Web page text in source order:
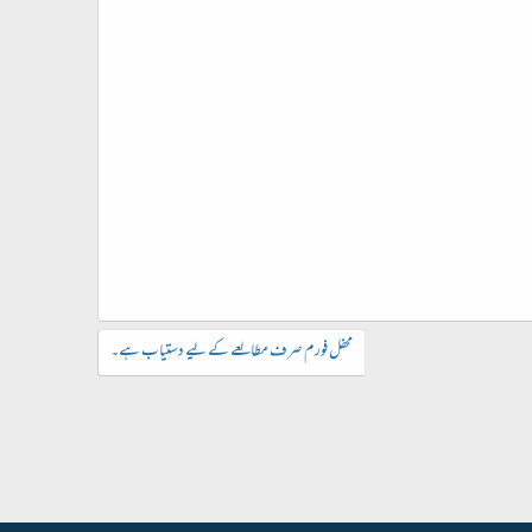
محفل فورم صرف مطالعے کے لیے دستیاب ہے۔